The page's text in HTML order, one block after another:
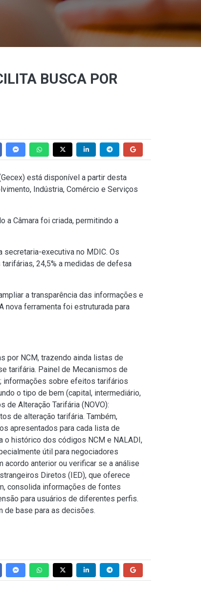
BUSCA POR
está disponível a partir desta
Indústria, Comércio e Serviços
a Câmara foi criada, permitindo a
executiva no MDIC. Os
24,5% a medidas de defesa
a transparência das informações e
nova ferramenta foi estruturada para
por NCM, trazendo ainda listas de
tarifária. Painel de Mecanismos de
informações sobre efeitos tarifários
o tipo de bem (capital, intermediário,
Alteração Tarifária (NOVO):
de alteração tarifária. Também,
apresentados para cada lista de
o histórico dos códigos NCM e NALADI,
útil para negociadores
anterior ou verificar se a análise
Diretos (IED), que oferece
consolida informações de fontes
para usuários de diferentes perfis.
de base para as decisões.